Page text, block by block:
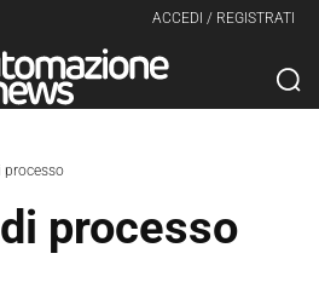
ACCEDI / REGISTRATI
processo
processo